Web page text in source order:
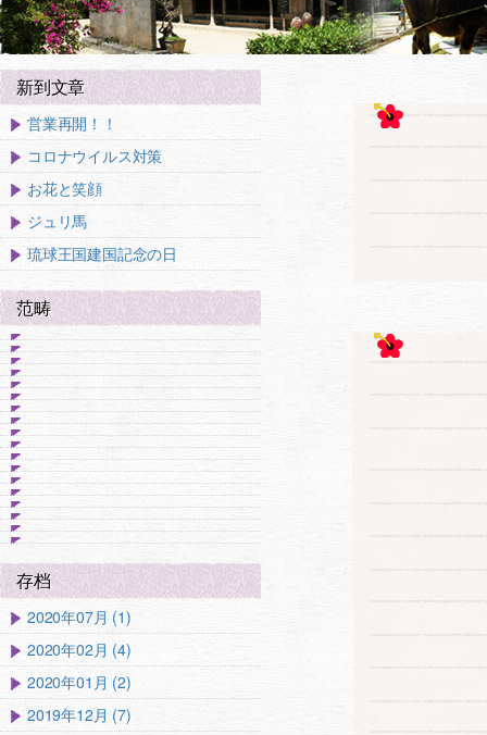
新到文章
営業再開！！
コロナウイルス対策
お花と笑顔
ジュリ馬
琉球王国建国記念の日
范畴
存档
2020年07月 (1)
2020年02月 (4)
2020年01月 (2)
2019年12月 (7)